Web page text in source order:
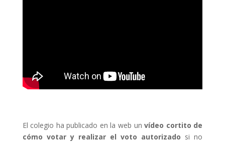
El colegio ha publicado en la web unvídeo cortito de
cómo votar y realizar el voto autorizado si no